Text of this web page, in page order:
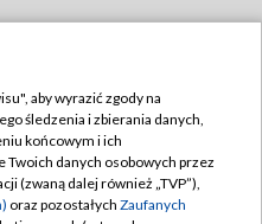
TVP
aby wyrazić zgody na
śledzenia i zbierania danych,
końcowym i ich
danych osobowych przez
(zwaną dalej również „TVP”),
oraz pozostałych Zaufanych